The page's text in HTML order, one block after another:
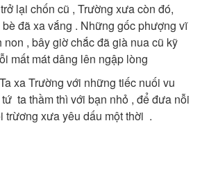
lại chốn cũ , Trường xưa còn đó,
đã xa vắng . Những gốc phượng vĩ
non , bây giờ chắc đã già nua cũ kỹ
mất mát dâng lên ngập lòng
xa Trường với những tiếc nuối vu
ta thầm thì với bạn nhỏ , để đưa nỗi
trừơng xưa yêu dấu một thời .